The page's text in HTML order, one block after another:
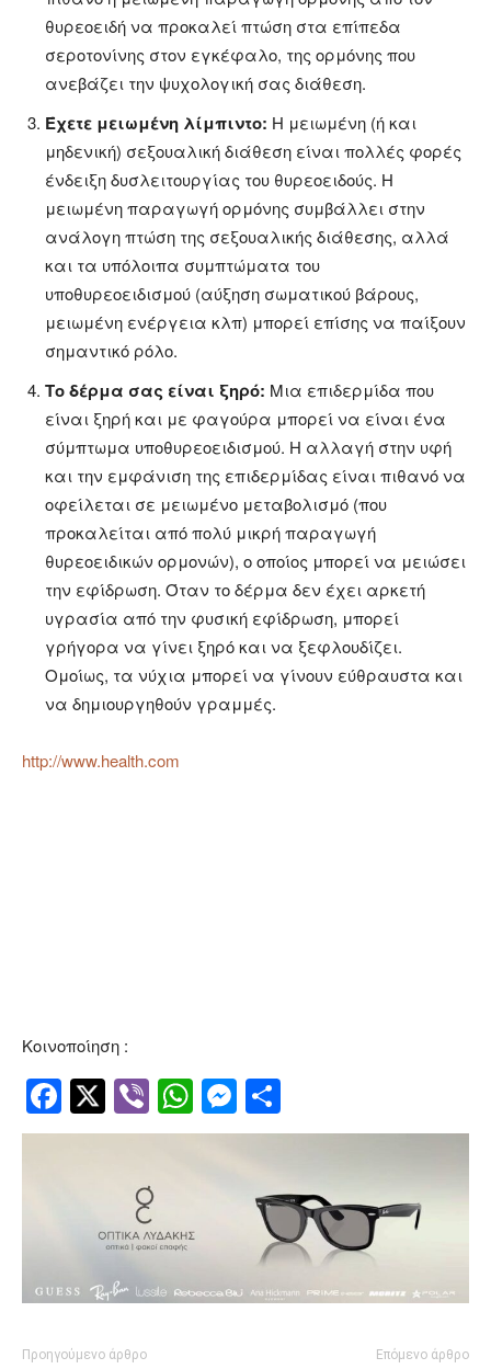
θυρεοειδή να προκαλεί πτώση στα επίπεδα
σεροτονίνης στον εγκέφαλο, της ορμόνης που
ανεβάζει την ψυχολογική σας διάθεση.
Έχετε μειωμένη λίμπιντο: Η μειωμένη (ή και
μηδενική) σεξουαλική διάθεση είναι πολλές φορές
ένδειξη δυσλειτουργίας του θυρεοειδούς. Η
μειωμένη παραγωγή ορμόνης συμβάλλει στην
ανάλογη πτώση της σεξουαλικής διάθεσης, αλλά
και τα υπόλοιπα συμπτώματα του
υποθυρεοειδισμού (αύξηση σωματικού βάρους,
μειωμένη ενέργεια κλπ) μπορεί επίσης να παίξουν
σημαντικό ρόλο.
Το δέρμα σας είναι ξηρό: Μια επιδερμίδα που
είναι ξηρή και με φαγούρα μπορεί να είναι ένα
σύμπτωμα υποθυρεοειδισμού. Η αλλαγή στην υφή
και την εμφάνιση της επιδερμίδας είναι πιθανό να
οφείλεται σε μειωμένο μεταβολισμό (που
προκαλείται από πολύ μικρή παραγωγή
θυρεοειδικών ορμονών), ο οποίος μπορεί να μειώσει
την εφίδρωση. Όταν το δέρμα δεν έχει αρκετή
υγρασία από την φυσική εφίδρωση, μπορεί
γρήγορα να γίνει ξηρό και να ξεφλουδίζει.
Ομοίως, τα νύχια μπορεί να γίνουν εύθραυστα και
να δημιουργηθούν γραμμές.
http://www.health.com
Κοινοποίηση :
Facebook
Twitter
ViberWhatsApp
Messenger
Προηγούμενο άρθρο Επόμενο άρθρο